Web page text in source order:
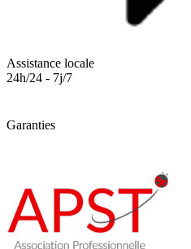
Assistance locale
24h/24 - 7j/7
Garanties